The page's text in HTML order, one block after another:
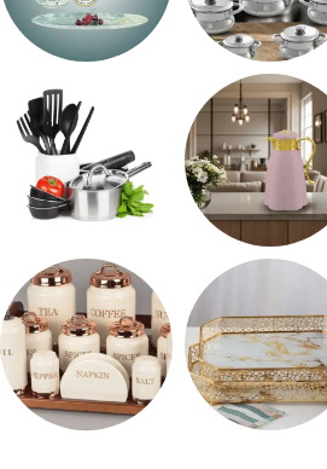
حلل المونيا
ترمس شاي رفايع المطبخ